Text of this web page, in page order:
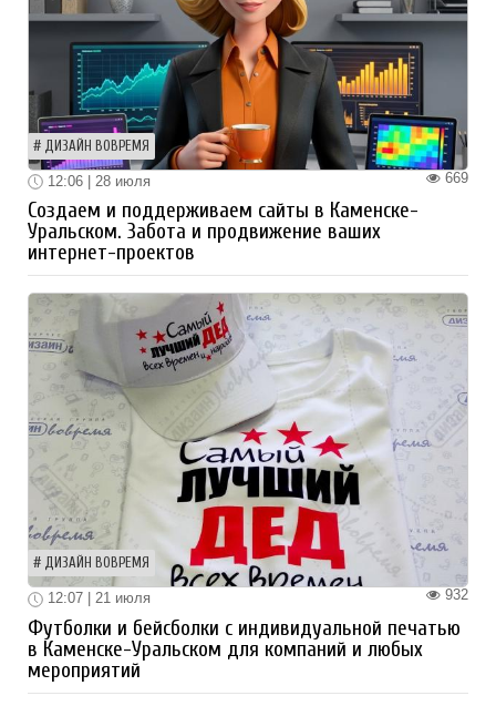
ДИЗАЙН ВОВРЕМЯ
669
12:06 | 28 июля
Создаем и поддерживаем сайты в Каменске-
Уральском. Забота и продвижение ваших
интернет-проектов
ДИЗАЙН ВОВРЕМЯ
932
12:07 | 21 июля
Футболки и бейсболки с индивидуальной печатью
в Каменске-Уральском для компаний и любых
мероприятий